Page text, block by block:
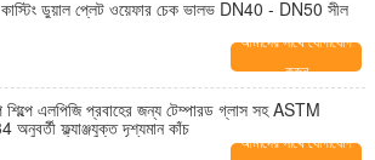
ANSI কাস্টিং ডুয়াল প্লেট ওয়েফার চেক ভালভ DN40 - DN50 সীল
আমাদের সাথে যোগাযোগ
করুন
শিল্পে এলপিজি প্রবাহের জন্য টেম্পারড গ্লাস সহ ASTM
ফ্ল্যাঞ্জযুক্ত দৃশ্যমান কাঁচ
আমাদের সাথে যোগাযোগ